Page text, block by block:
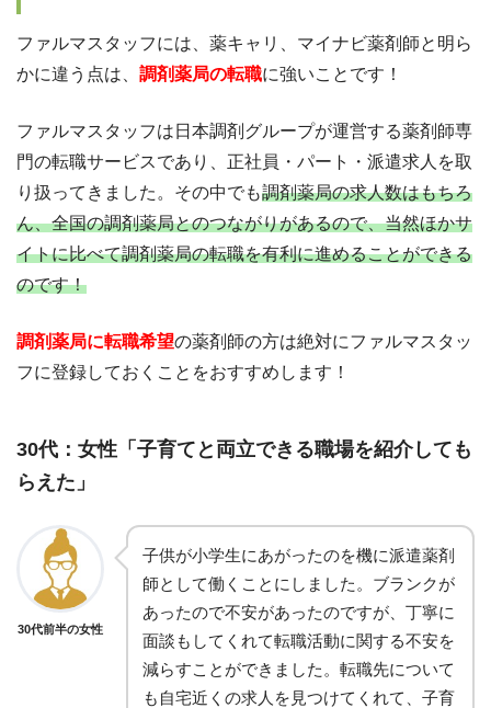
ファルマスタッフには、薬キャリ、マイナビ薬剤師と明ら
かに違う点は、 調剤薬局の転職に強いことです！
ファルマスタッフは日本調剤グループが運営する薬剤師専
門の転職サービスであり、正社員・パート・派遣求人を取
り扱ってきました。その中でも調剤薬局の求人数はもちろ
ん、全国の調剤薬局とのつながりがあるので、当然ほかサ
イトに比べて調剤薬局の転職を有利に進めることができる
のです！
調剤薬局に転職希望の薬剤師の方は絶対にファルマスタッ
フに登録しておくことをおすすめします！
30代：女性「子育てと両立できる職場を紹介しても
らえた」
30代前半の女性
子供が小学生にあがったのを機に派遣薬剤
師として働くことにしました。ブランクが
あったので不安があったのですが、丁寧に
面談もしてくれて転職活動に関する不安を
減らすことができました。転職先について
も自宅近くの求人を見つけてくれて、子育